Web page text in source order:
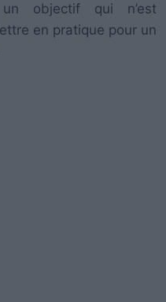
objectif qui n’est
en pratique pour un